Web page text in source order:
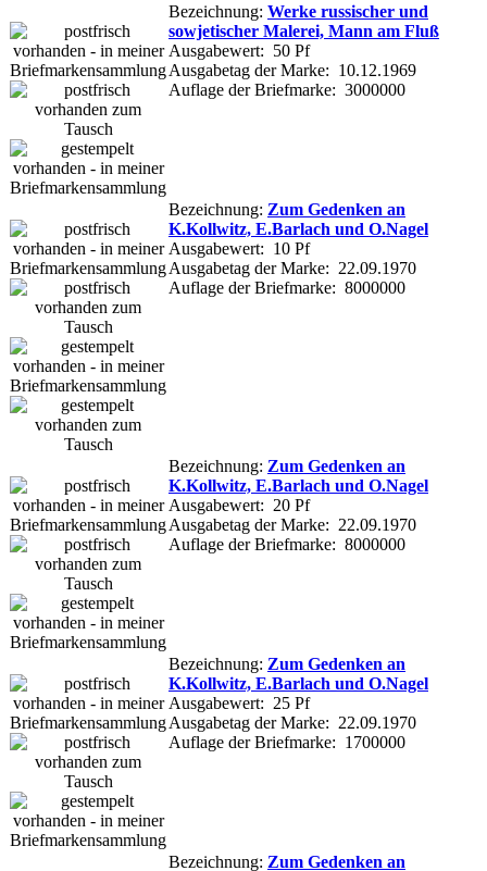
Bezeichnung: Werke russischer und
sowjetischer Malerei, Mann am Fluß
Ausgabewert: 50 Pf
Ausgabetag der Marke: 10.12.1969
Auflage der Briefmarke: 3000000
Bezeichnung: Zum Gedenken an
K.Kollwitz, E.Barlach und O.Nagel
Ausgabewert: 10 Pf
Ausgabetag der Marke: 22.09.1970
Auflage der Briefmarke: 8000000
Bezeichnung: Zum Gedenken an
K.Kollwitz, E.Barlach und O.Nagel
Ausgabewert: 20 Pf
Ausgabetag der Marke: 22.09.1970
Auflage der Briefmarke: 8000000
Bezeichnung: Zum Gedenken an
K.Kollwitz, E.Barlach und O.Nagel
Ausgabewert: 25 Pf
Ausgabetag der Marke: 22.09.1970
Auflage der Briefmarke: 1700000
Bezeichnung: Zum Gedenken an